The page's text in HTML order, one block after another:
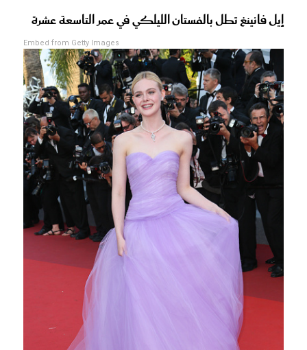
إيل فانينغ تطل بالفستان الليلكي في عمر التاسعة عشرة
Embed from Getty Images